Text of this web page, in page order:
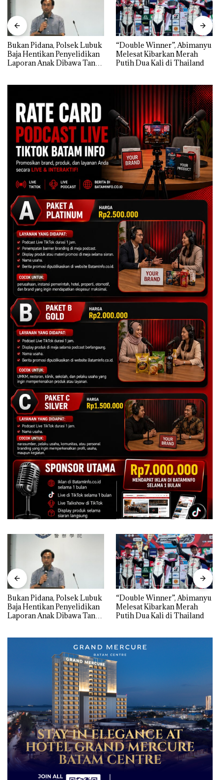
Bukan Pidana, Polsek Lubuk
Baja Hentikan Penyelidikan
Laporan Anak Dibawa Tanpa
“Double Winner”, Abimanyu
Melesat Kibarkan Merah
Putih Dua Kali di Thailand
Bukan Pidana, Polsek Lubuk
Baja Hentikan Penyelidikan
Laporan Anak Dibawa Tanpa
“Double Winner”, Abimanyu
Melesat Kibarkan Merah
Putih Dua Kali di Thailand